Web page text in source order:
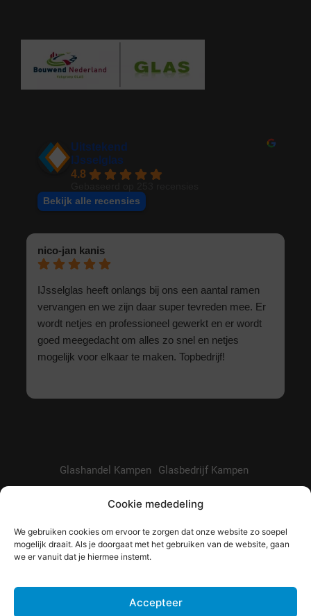
Cookie mededeling
We gebruiken cookies om ervoor te zorgen dat onze website zo soepel
mogelijk draait. Als je doorgaat met het gebruiken van de website, gaan
we er vanuit dat je hiermee instemt.
Accepteer
Uitstekend
IJsselglas
4.8
Bekijk alle recensies
nico-jan kanis
IJsselglas heeft onlangs bij ons een aantal ramen
vervangen en we zijn daar super tevreden mee. Er
wordt netjes en professioneel gewerkt en er wordt
goed meegedacht om alles zo snel en netjes
mogelijk voor elkaar te maken. Topbedrijf!
Glashandel Kampen
Glasbedrijf Kampen
Glaszetter Emmeloord
Glaszetter Dronten
Glas online bestellen Subsidie op isolatieglas
Hoe lang garantie op glas?